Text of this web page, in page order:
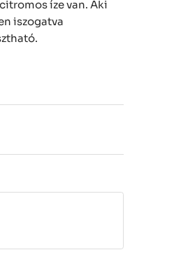
íze van. Aki
iszogatva